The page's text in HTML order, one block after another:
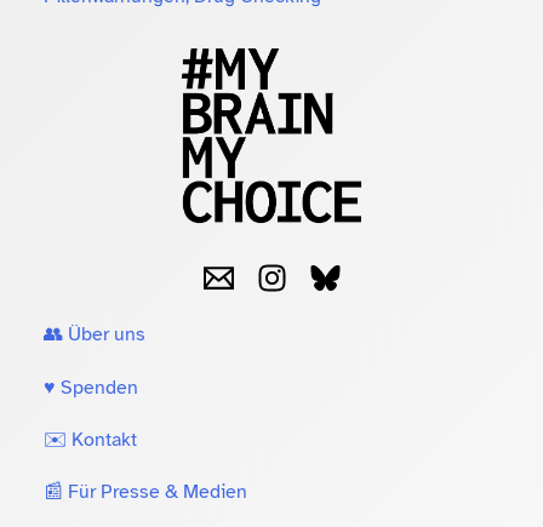
👥 Über uns
♥️ Spenden
✉️ Kontakt
📰 Für Presse & Medien